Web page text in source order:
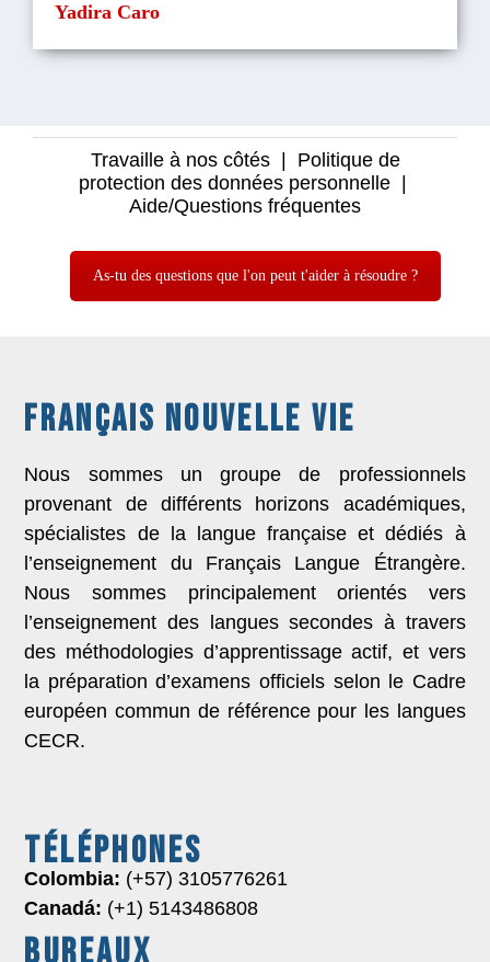
Yadira Caro
Travaille à nos côtés| Politique de
protection des données personnelle
Aide/Questions fréquentes
As-tu des questions que l'on peut t'aider à résoudre ?
FRANÇAIS NOUVELLE VIE
Nous sommes un groupe de professionnels
provenant de différents horizons académiques,
spécialistes de la langue française et dédiés à
l’enseignement du Français Langue Étrangère.
Nous sommes principalement orientés vers
l’enseignement des langues secondes à travers
des méthodologies d’apprentissage actif, et vers
la préparation d’examens officiels selon le Cadre
européen commun de référence pour les langues
CECR.
TÉLÉPHONES
Colombia: (+57) 3105776261
Canadá: (+1) 5143486808
BUREAUX